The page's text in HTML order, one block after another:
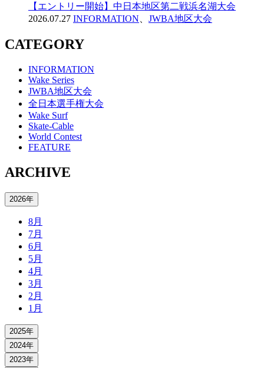
【エントリー開始】中日本地区第二戦浜名湖大会
2026.07.27 INFORMATION JWBA地区大会
CATEGORY
INFORMATION
Wake Series
JWBA地区大会
全日本選手権大会
Wake Surf
Skate-Cable
World Contest
FEATURE
ARCHIVE
2026年
8月
7月
6月
5月
4月
3月
2月
1月
2025年
2024年
2023年